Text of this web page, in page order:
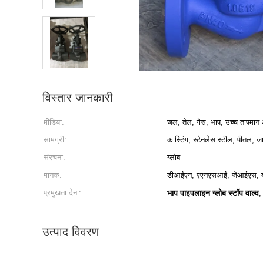
विस्तार जानकारी
मीडिया: जल, तेल, गैस, भाप, उच्च तापमान
सामग्री:
कास्टिंग, स्टेनलेस स्टील, पीतल,
संरचना:
ग्लोब
मानक:
डीआईएन, एएनएसआई, जेआईएस,
प्रमुखता देना:
भाप पाइपलाइन ग्लोब स्टॉप वाल्व,
उत्पाद विवरण